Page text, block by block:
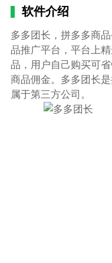
软件介绍
多多团长，拼多多商
品推广平台，平台上
品，用户自己购买可
商品佣金。多多团长
属于第三方公司。